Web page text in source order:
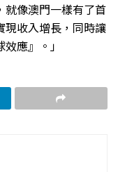
就像澳門一樣有了首
現收入增長，同時讓
應』。」